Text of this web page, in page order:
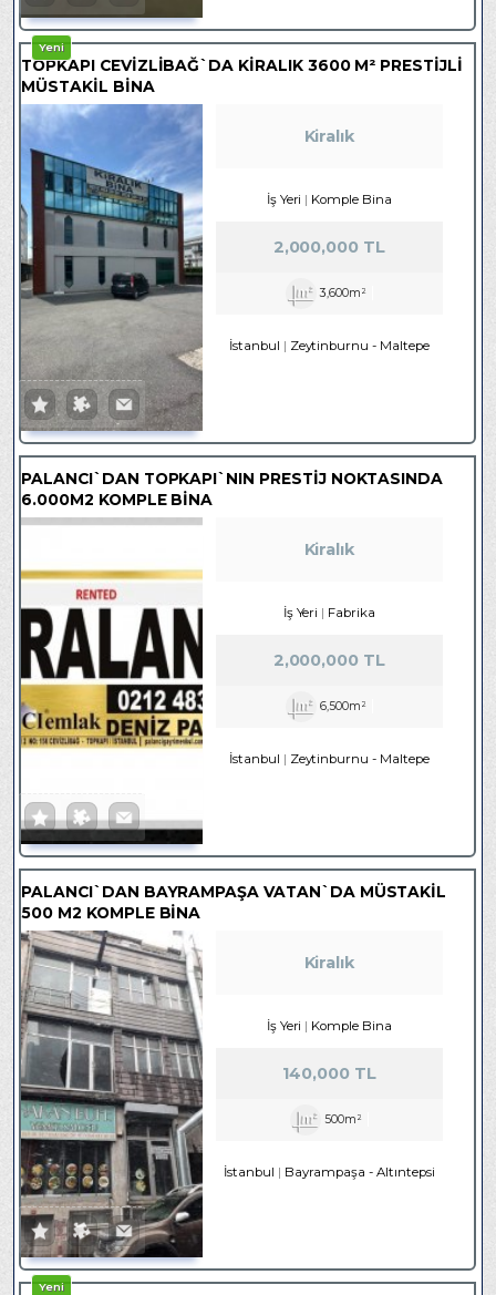
TOPKAPI CEVİZLİBAĞ`DA KİRALIK 3600 M² PRESTİJLİ
MÜSTAKİL BİNA
Yeni
Kiralık
İş Yeri Komple Bina
2,000,000 TL
3,600m²
İstanbul Zeytinburnu - Maltepe
PALANCI`DAN TOPKAPI`NIN PRESTİJ NOKTASINDA
6.000M2 KOMPLE BİNA
Kiralık
İş Yeri Fabrika
2,000,000 TL
6,500m²
İstanbul Zeytinburnu - Maltepe
PALANCI`DAN BAYRAMPAŞA VATAN`DA MÜSTAKİL
500 M2 KOMPLE BİNA
Kiralık
İş Yeri Komple Bina
140,000 TL
500m²
İstanbul Bayrampaşa -Altıntepsi
Yeni